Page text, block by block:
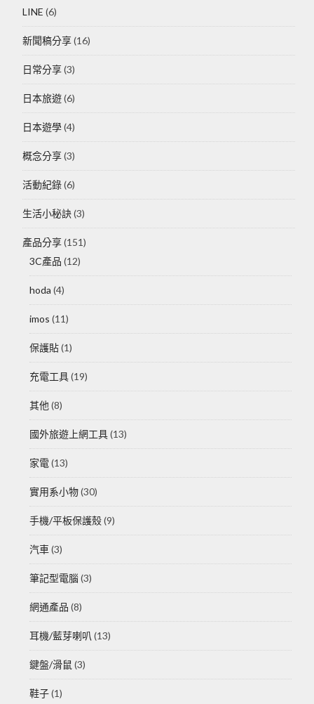
LINE (6)
新聞稿分享(16)
日常分享(3)
日本旅遊(6)
日本遊學(4)
概念分享(3)
活動紀錄(6)
生活小秘訣(3)
產品分享(151)
3C產品 (12)
hoda (4)
imos (11)
保護貼(1)
充電工具(19)
其他 (8)
國外旅遊上網工具(13)
家電 (13)
實用系小物(30)
手機/平板保護殼(9)
汽車 (3)
筆記型電腦(3)
網通產品 (8)
耳機/藍芽喇叭 (13)
鍵盤/滑鼠 (3)
鞋子(1)